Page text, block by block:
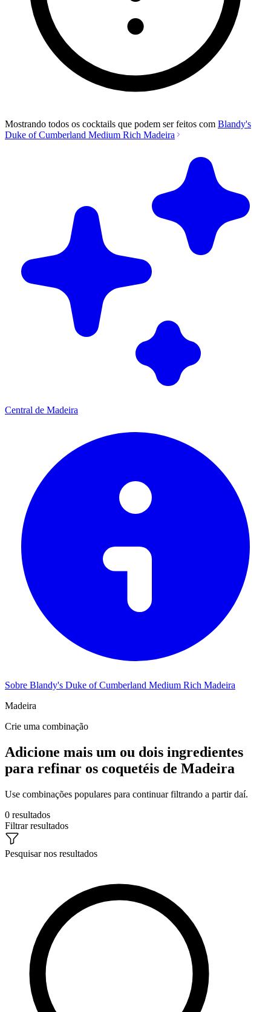
Mostrando todos os cocktails que podem ser feitos com Blandy's
Duke of Cumberland Medium Rich Madeira
Central de Madeira
Sobre Blandy's Duke of Cumberland Medium Rich Madeira
Madeira
Crie uma combinação
Adicione mais um ou dois ingredientes
para refinar os coquetéis de Madeira
Use combinações populares para continuar filtrando a partir daí.
0 resultados
Filtrar resultados
Pesquisar nos resultados